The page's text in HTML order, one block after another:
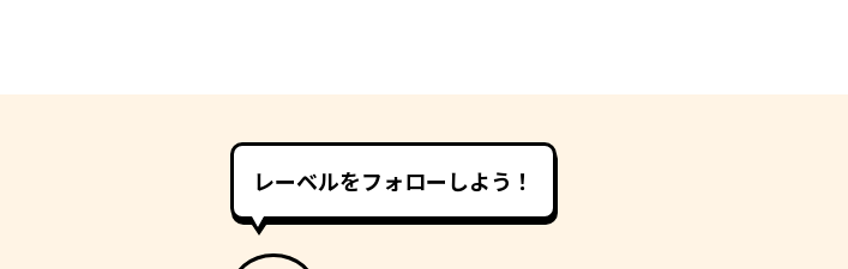
レーベルをフォローしよう！